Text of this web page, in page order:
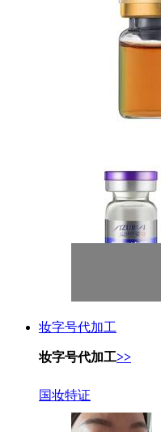
妆字号代加工
妆字号代加工>>
国妆特证